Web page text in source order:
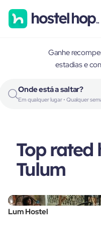
Ganhe
estadias e
Onde está a saltar?
Em qualquer lugar • Qualquer
Top rated
Tulum
Lum Hostel